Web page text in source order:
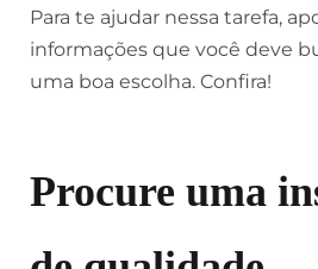
Para te ajudar nessa tarefa,
informações que você deve
uma boa escolha. Confira!
Procure uma